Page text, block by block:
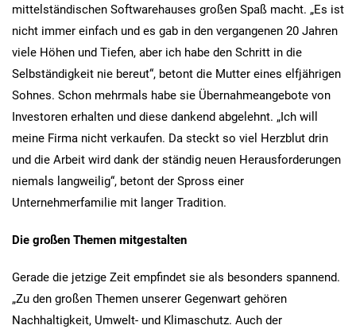
mittelständischen Softwarehauses großen Spaß macht. „Es ist
nicht immer einfach und es gab in den vergangenen 20 Jahren
viele Höhen und Tiefen, aber ich habe den Schritt in die
Selbständigkeit nie bereut“, betont die Mutter eines elfjährigen
Sohnes. Schon mehrmals habe sie Übernahmeangebote von
Investoren erhalten und diese dankend abgelehnt. „Ich will
meine Firma nicht verkaufen. Da steckt so viel Herzblut drin
und die Arbeit wird dank der ständig neuen Herausforderungen
niemals langweilig“, betont der Spross einer
Unternehmerfamilie mit langer Tradition.
Die großen Themen mitgestalten
Gerade die jetzige Zeit empfindet sie als besonders spannend.
„Zu den großen Themen unserer Gegenwart gehören
Nachhaltigkeit, Umwelt- und Klimaschutz. Auch der